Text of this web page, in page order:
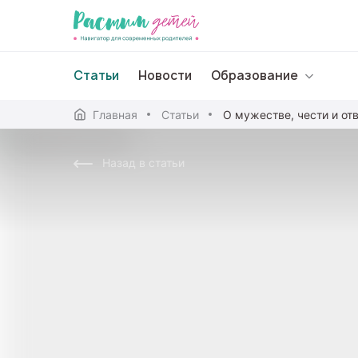
Статьи Новости Образование
Главная Статьи О мужестве, чести и
Назад в статьи